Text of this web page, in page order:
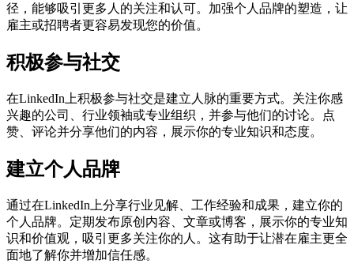
径，能够吸引更多人的关注和认可。加强个人品牌的塑造，让
雇主或招聘者更容易发现您的价值。
积极参与社交
在LinkedIn上积极参与社交是建立人脉的重要方式。关注你感
兴趣的公司、行业领袖或专业组织，并参与他们的讨论。点
赞、评论并分享他们的内容，展示你的专业知识和态度。
建立个人品牌
通过在LinkedIn上分享行业见解、工作经验和成果，建立你的
个人品牌。定期发布原创内容、文章或博客，展示你的专业知
识和价值观，吸引更多关注你的人。这有助于让潜在雇主更全
面地了解你并增加信任感。